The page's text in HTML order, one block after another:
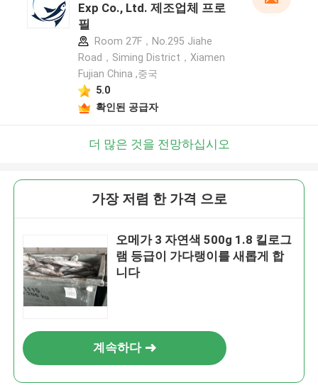
Exp Co., Ltd. 제조업체 프로
필
Room 27F，No.295 Jiahe
Road，Siming District，Xiamen
Fujian China ,중국
5.0
확인된 공급자
더 많은 것을 전망하십시오
가장 저렴 한 가격 으로
오메가 3 자연색 500g 1.8 킬로그
램 등급이 가다랭이를 새롭게 합
니다
계속하다